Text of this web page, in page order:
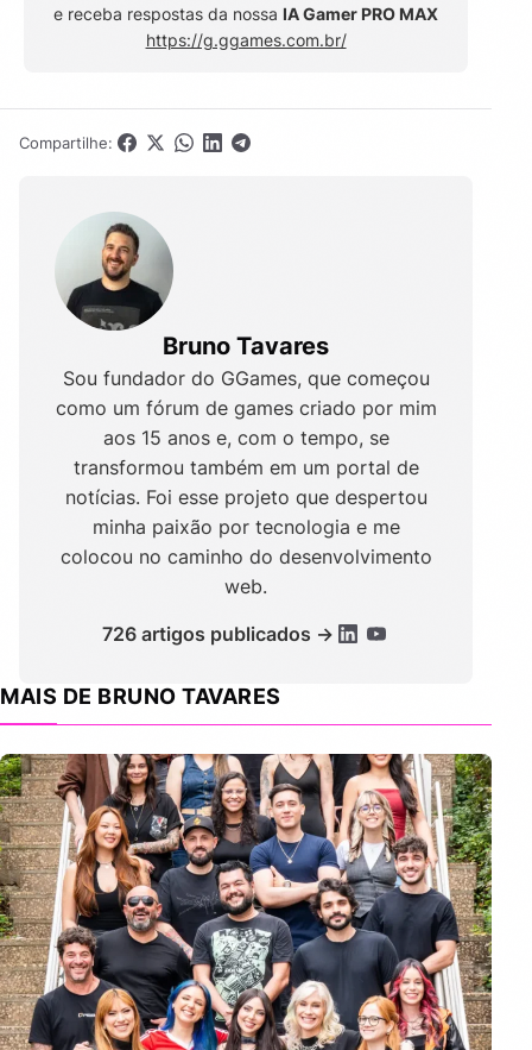
e receba respostas da nossa IA Gamer PRO MAX
https://g.ggames.com.br/
Compartilhe:
Bruno Tavares
Sou fundador do GGames, que começou
como um fórum de games criado por mim
aos 15 anos e, com o tempo, se
transformou também em um portal de
notícias. Foi esse projeto que despertou
minha paixão por tecnologia e me
colocou no caminho do desenvolvimento
web.
726 artigos publicados →
MAIS DE BRUNO TAVARES